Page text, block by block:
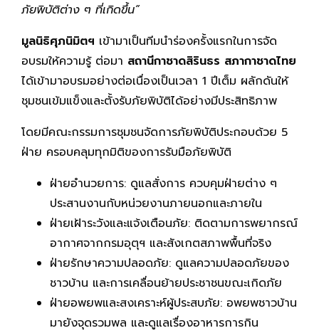
ภัยพิบัติต่าง ๆ ที่เกิดขึ้น”
มูลนิธิศุภนิมิตฯ เข้ามาเป็นทีมนำร่องครั้งแรกในการจัด
อบรมให้ความรู้ ต่อมา สถานีกาชาดสิรินธร สภากาชาดไทย
ได้เข้ามาอบรมอย่างต่อเนื่องเป็นเวลา 1 ปีเต็ม ผลักดันให้
ชุมชนเข้มแข็งและตั้งรับภัยพิบัติได้อย่างมีประสิทธิภาพ
โดยมีคณะกรรมการชุมชนจัดการภัยพิบัติประกอบด้วย 5
ฝ่าย ครอบคลุมทุกมิติของการรับมือภัยพิบัติ
ฝ่ายอำนวยการ: ดูแลสั่งการ ควบคุมฝ่ายต่าง ๆ
ประสานงานกับหน่วยงานภายนอกและภายใน
ฝ่ายเฝ้าระวังและแจ้งเตือนภัย: ติดตามการพยากรณ์
อากาศจากกรมอุตุฯ และสังเกตสภาพพื้นที่จริง
ฝ่ายรักษาความปลอดภัย: ดูแลความปลอดภัยของ
ชาวบ้าน และการเคลื่อนย้ายประชาชนขณะเกิดภัย
ฝ่ายอพยพและสงเคราะห์ผู้ประสบภัย: อพยพชาวบ้าน
มายังจุดรวมพล และดูแลเรื่องอาหารการกิน